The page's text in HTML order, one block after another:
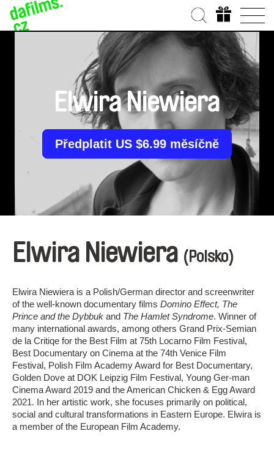
Elwira Niewiera
Předplatit US $6.99 měsíčně
Elwira Niewiera (Polsko)
Elwira Niewiera is a Polish/German director and screenwriter
of the well-known documentary films Domino Effect, The
Prince and the Dybbuk and The Hamlet Syndrome. Winner of
many international awards, among others Grand Prix-Semian
de la Critiqe for the Best Film at 75th Locarno Film Festival,
Best Documentary on Cinema at the 74th Venice Film
Festival, Polish Film Academy Award for Best Documentary,
Golden Dove at DOK Leipzig Film Festival, Young Ger-man
Cinema Award 2019 and the American Chicken & Egg Award
2021. In her artistic work, she focuses primarily on political,
social and cultural transformations in Eastern Europe. Elwira is
a member of the European Film Academy.